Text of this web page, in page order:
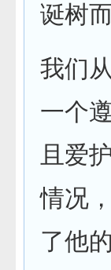
诞树
我们
一个
且爱
情况
了他